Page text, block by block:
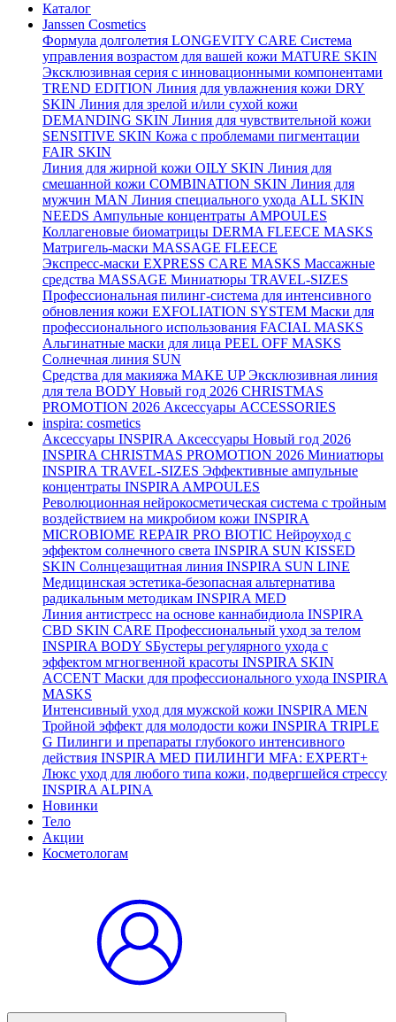
Каталог
Janssen Cosmetics
Формула долголетия LONGEVITY CARE Система
управления возрастом для вашей кожи MATURE SKIN
Эксклюзивная серия с инновационными компонентами
TREND EDITION Линия для увлажнения кожи DRY
SKIN Линия для зрелой и/или сухой кожи
DEMANDING SKIN Линия для чувствительной кожи
SENSITIVE SKIN Кожа с проблемами пигментации
FAIR SKIN
Линия для жирной кожи OILY SKIN Линия для
смешанной кожи COMBINATION SKIN Линия для
мужчин MAN Линия специального ухода ALL SKIN
NEEDS Ампульные концентраты AMPOULES
Коллагеновые биоматрицы DERMA FLEECE MASKS
Матригель-маски MASSAGE FLEECE
Экспресс-маски EXPRESS CARE MASKS Массажные
средства MASSAGE Миниатюры TRAVEL-SIZES
Профессиональная пилинг-система для интенсивного
обновления кожи EXFOLIATION SYSTEM Маски для
профессионального использования FACIAL MASKS
Альгинатные маски для лица PEEL OFF MASKS
Солнечная линия SUN
Средства для макияжа MAKE UP Эксклюзивная линия
для тела BODY Новый год 2026 CHRISTMAS
PROMOTION 2026 Аксессуары ACCESSORIES
inspira: cosmetics
Аксессуары INSPIRA Аксессуары Новый год 2026
INSPIRA CHRISTMAS PROMOTION 2026 Миниатюры
INSPIRA TRAVEL-SIZES Эффективные ампульные
концентраты INSPIRA AMPOULES
Революционная нейрокосметическая система с тройным
воздействием на микробиом кожи INSPIRA
MICROBIOME REPAIR PRO BIOTIC Нейроуход с
эффектом солнечного света INSPIRA SUN KISSED
SKIN Солнцезащитная линия INSPIRA SUN LINE
Медицинская эстетика-безопасная альтернатива
радикальным методикам INSPIRA MED
Линия антистресс на основе каннабидиола INSPIRA
CBD SKIN CARE Профессиональный уход за телом
INSPIRA BODY SБустеры регулярного ухода с
эффектом мгногвенной красоты INSPIRA SKIN
ACCENT Маски для профессионального ухода INSPIRA
MASKS
Интенсивный уход для мужской кожи INSPIRA MEN
Тройной эффект для молодости кожи INSPIRA TRIPLE
G Пилинги и препараты глубокого интенсивного
действия INSPIRA MED ПИЛИНГИ MFA: EXPERT+
Люкс уход для любого типа кожи, подвергшейся стрессу
INSPIRA ALPINA
Новинки
Тело
Акции
Косметологам